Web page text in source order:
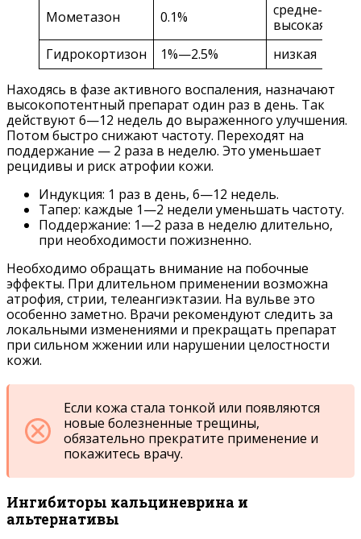
Мометазон 0.1%
средне-
высокая
Гидрокортизон
1%—2.5%
низкая
Находясь в фазе активного воспаления, назначают
высокопотентный препарат один раз в день. Так
действуют 6—12 недель до выраженного улучшения.
Потом быстро снижают частоту. Переходят на
поддержание — 2 раза в неделю. Это уменьшает
рецидивы и риск атрофии кожи.
Индукция: 1 раз в день, 6—12 недель.
Тапер: каждые 1—2 недели уменьшать частоту.
Поддержание: 1—2 раза в неделю длительно,
при необходимости пожизненно.
Необходимо обращать внимание на побочные
эффекты. При длительном применении возможна
атрофия, стрии, телеангиэктазии. На вульве это
особенно заметно. Врачи рекомендуют следить за
локальными изменениями и прекращать препарат
при сильном жжении или нарушении целостности
кожи.
Если кожа стала тонкой или появляются
новые болезненные трещины,
обязательно прекратите применение и
покажитесь врачу.
Ингибиторы кальциневрина и
альтернативы